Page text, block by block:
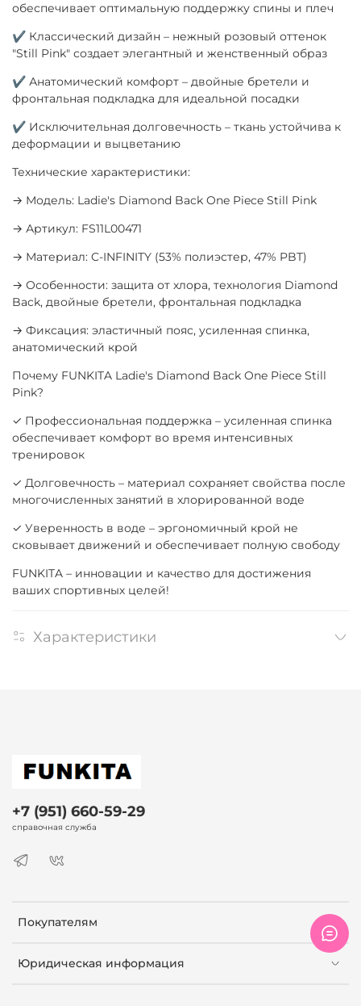
обеспечивает оптимальную поддержку спины и плеч
✔ Классический дизайн – нежный розовый оттенок
"Still Pink" создает элегантный и женственный образ
✔ Анатомический комфорт – двойные бретели и
фронтальная подкладка для идеальной посадки
✔ Исключительная долговечность – ткань устойчива к
деформации и выцветанию
Технические характеристики:
→ Модель: Ladie's Diamond Back One Piece Still Pink
→ Артикул: FS11L00471
→ Материал: C-INFINITY (53% полиэстер, 47% PBT)
→ Особенности: защита от хлора, технология Diamond
Back, двойные бретели, фронтальная подкладка
→ Фиксация: эластичный пояс, усиленная спинка,
анатомический крой
Почему FUNKITA Ladie's Diamond Back One Piece Still
Pink?
✓ Профессиональная поддержка – усиленная спинка
обеспечивает комфорт во время интенсивных
тренировок
✓ Долговечность – материал сохраняет свойства после
многочисленных занятий в хлорированной воде
✓ Уверенность в воде – эргономичный крой не
сковывает движений и обеспечивает полную свободу
FUNKITA – инновации и качество для достижения
ваших спортивных целей!
Характеристики
Покупателям
Юридическая информация
+7 (951) 660-59-29
справочная служба